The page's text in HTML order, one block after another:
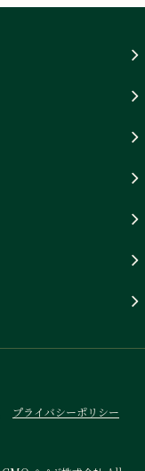
プライバシーポリシー